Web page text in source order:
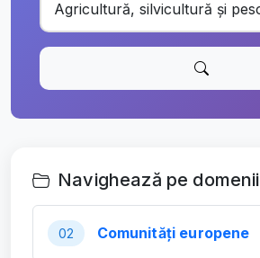
Navighează pe domenii
02 Comunități europene